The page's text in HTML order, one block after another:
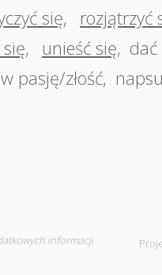
się, rozjątrzyć
, unieść się,
pasję/złość,
informacji